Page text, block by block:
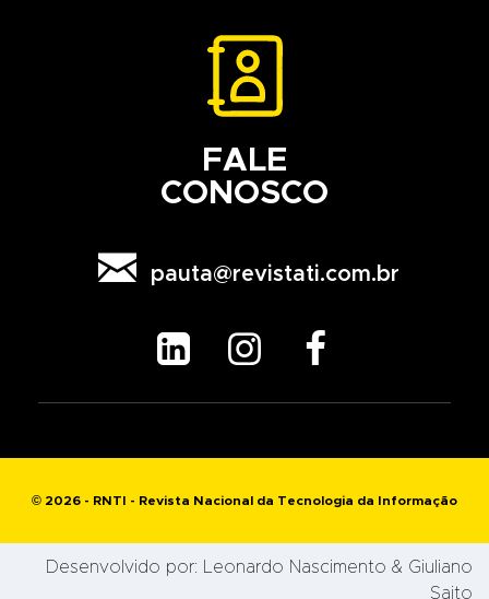
FALE
CONOSCO
 pauta@revistati.com.br
  
© 2026 - RNTI - Revista Nacional da Tecnologia da Informação
Desenvolvido por: Leonardo Nascimento & Giuliano
Saito